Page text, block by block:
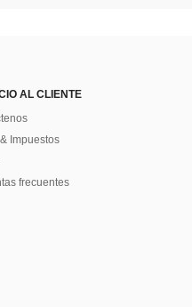
AL CLIENTE
Impuestos
frecuentes